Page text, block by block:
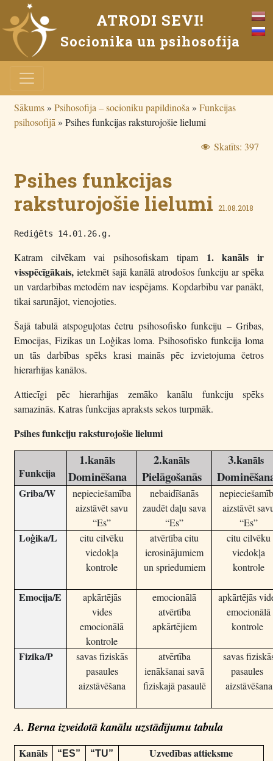
ATRODI SEVI!
Socionika un psihosofija
Sākums» Psihosofija – socioniku papildinoša » Funkcijas
psihosofijā » Psihes funkcijas raksturojošie lielumi
Skatīts: 397
Psihes funkcijas
raksturojošie lielumi 21.08.2018
Rediģēts 14.01.26.g.
Katram cilvēkam vai psihosofiskam tipam 1. kanāls ir
visspēcīgākais, ietekmēt šajā kanālā atrodošos funkciju ar spēka
un vardarbības metodēm nav iespējams. Kopdarbību var panākt,
tikai sarunājot, vienojoties.
Šajā tabulā atspoguļotas četru psihosofisko funkciju – Gribas,
Emocijas, Fizikas un Loģikas loma. Psihosofisko funkcija loma
un tās darbības spēks krasi mainās pēc izvietojuma četros
hierarhijas kanālos.
Attiecīgi pēc hierarhijas zemāko kanālu funkciju spēks
samazinās. Katras funkcijas apraksts sekos turpmāk.
Psihes funkciju raksturojošie lielumi
Funkcija
1.kanāls
Dominēšana
2.kanāls
Pielāgošanās
3.kanāls
Dominē
Griba/W
nepieciešamība
aizstāvēt savu
“Es”
nebaidīšanās
zaudēt daļu sava
“Es”
aizstāvēt
“Es”
Loģika/L
citu cilvēku
viedokļa
kontrole
atvērtība citu
ierosinājumiem
un spriedumiem
citu cilvēku
viedokļa
kontrole
Emocija/E
apkārtējās
vides
emocionālā
kontrole
emocionālā
atvērtība
apkārtējiem
apkārtējās
emocionālā
kontrole
Fizika/P
savas fiziskās
pasaules
aizstāvēšana
atvērtība
ienākšanai savā
fiziskajā pasaulē
savas
pasaules
aizstāvēšana
A. Berna izveidotā kanālu uzstādījumu tabula
Kanāls “ES” “TU” Uzvedības attieksme